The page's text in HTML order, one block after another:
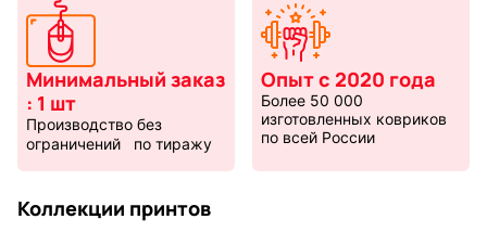
Минимальный заказ
: 1 шт
Производство без
ограничений по тиражу
Опыт с 2020 года
Более 50 000
изготовленных ковриков
по всей России
Коллекции принтов